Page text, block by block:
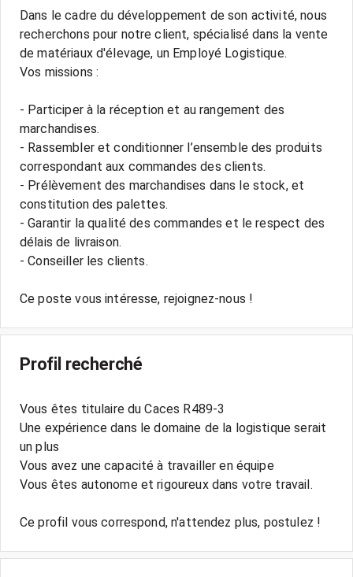
Dans le cadre du développement de son activité, nous
recherchons pour notre client, spécialisé dans la vente
de matériaux d'élevage, un Employé Logistique.
Vos missions :
- Participer à la réception et au rangement des
marchandises.
- Rassembler et conditionner l’ensemble des produits
correspondant aux commandes des clients.
- Prélèvement des marchandises dans le stock, et
constitution des palettes.
- Garantir la qualité des commandes et le respect des
délais de livraison.
- Conseiller les clients.
Profil recherché
Vous êtes titulaire du Caces R489-3
Une expérience dans le domaine de la logistique serait
un plus
Vous avez une capacité à travailler en équipe
Vous êtes autonome et rigoureux dans votre travail.